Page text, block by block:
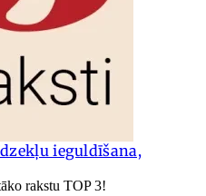
ieguldīšana,
rakstu TOP 3!